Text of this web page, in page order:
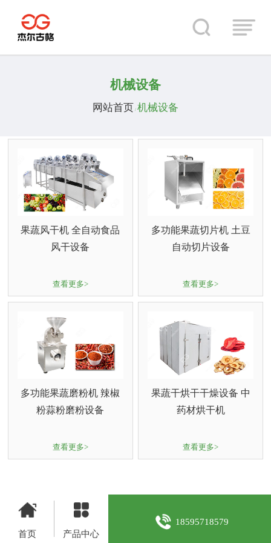
机械设备
网站首页 / 机械设备
果蔬风干机 全自动食品
风干设备
查看更多>
多功能果蔬切片机 土豆
自动切片设备
查看更多>
多功能果蔬磨粉机 辣椒
粉蒜粉磨粉设备
查看更多>
果蔬干烘干干燥设备 中
药材烘干机
查看更多>
首页 产品中心
18595718579